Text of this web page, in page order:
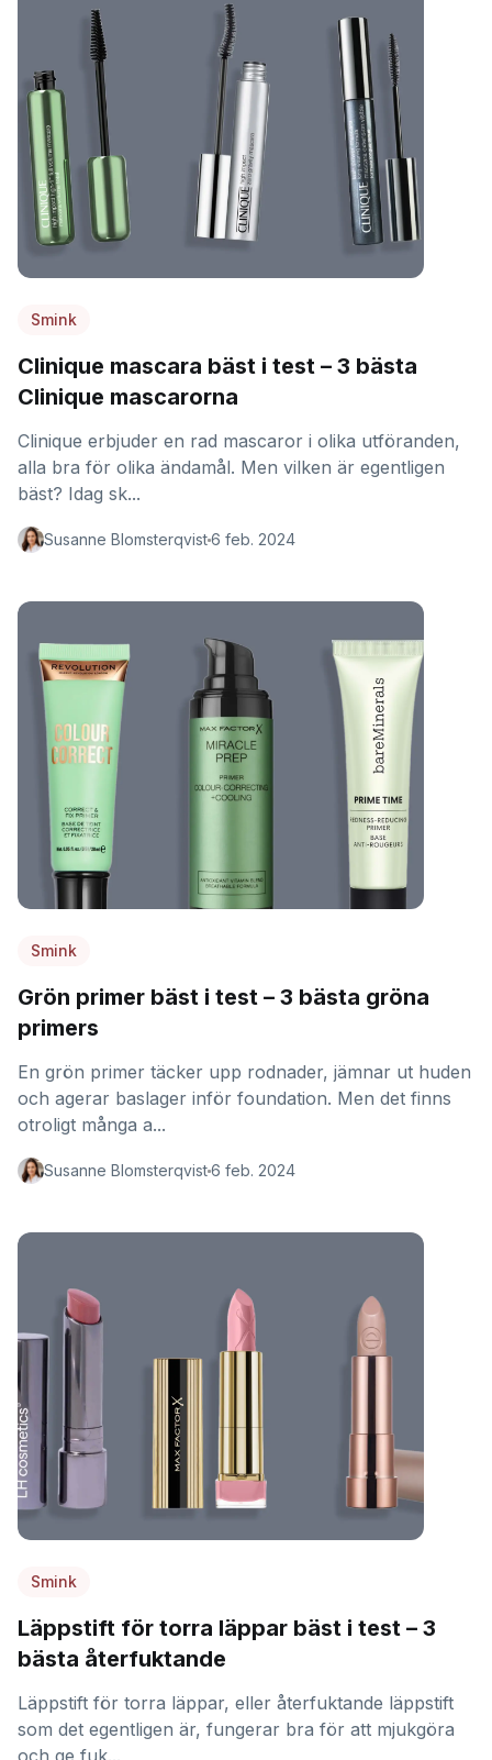
Smink
Clinique mascara bäst i test – 3 bästa
Clinique mascarorna
Clinique erbjuder en rad mascaror i olika utföranden,
alla bra för olika ändamål. Men vilken är egentligen
bäst? Idag sk...
Susanne Blomsterqvist6 feb. 2024
Smink
Grön primer bäst i test – 3 bästa gröna
primers
En grön primer täcker upp rodnader, jämnar ut huden
och agerar baslager inför foundation. Men det finns
otroligt många a...
Susanne Blomsterqvist6 feb. 2024
Smink
Läppstift för torra läppar bäst i test – 3
bästa återfuktande
Läppstift för torra läppar, eller återfuktande läppstift
som det egentligen är, fungerar bra för att mjukgöra
och ge fuk...